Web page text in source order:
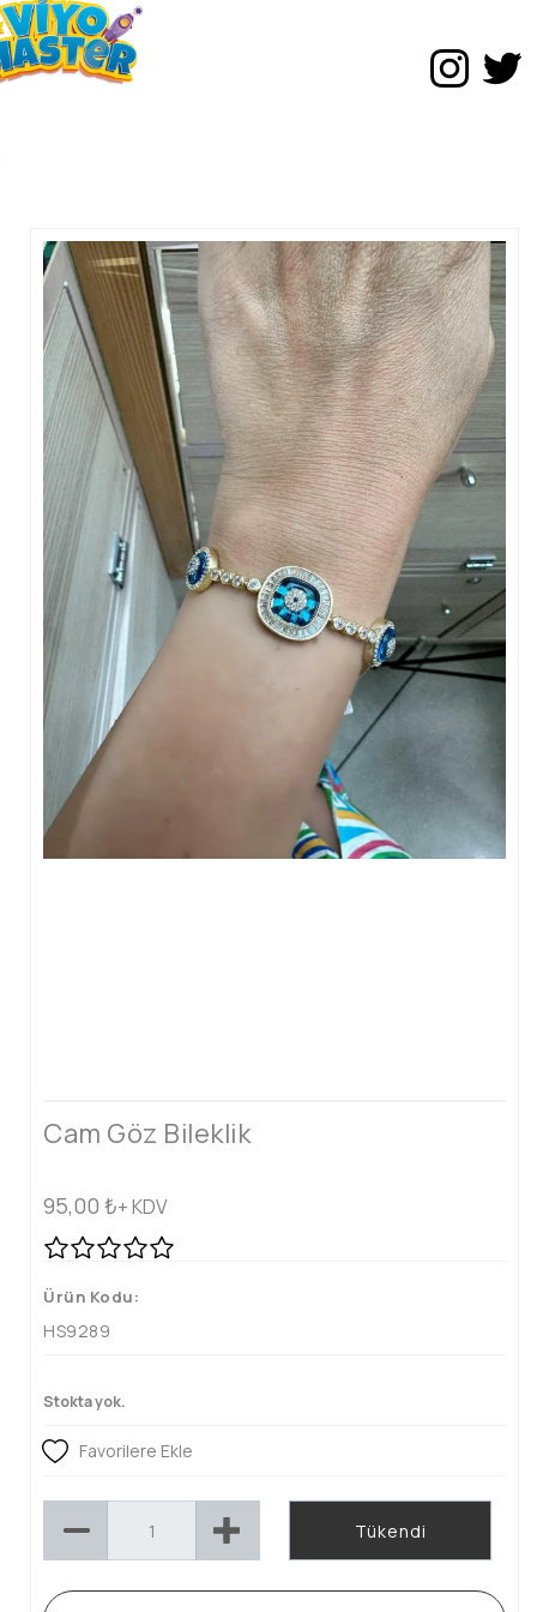
Cam Göz Bileklik
95,00 ₺+ KDV
Ürün Kodu:
HS9289
Stokta yok.
Favorilere Ekle
Tükendi